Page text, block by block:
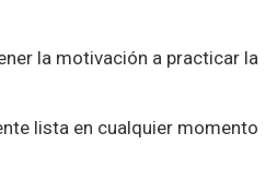
la motivación a practicar la
lista en cualquier momento